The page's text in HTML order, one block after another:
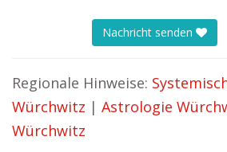
Nachricht senden
Regionale Hinweise:
Würchwitz | Astrologie
Würchwitz